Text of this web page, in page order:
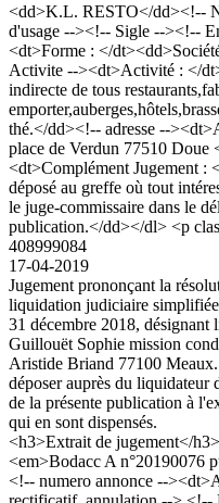
<dd>K.L. RESTO</dd><!--
d'usage --><!-- Sigle --><!--
<dt>Forme : </
Activite --><dt>Activité : </
indirecte de tous
thé.</dd><!-- adresse --
place de Verdun 77510
<dt>Complément Jugement :
déposé au greffe où tout
le juge-commissaire dans le
publication.</dd></dl> <p
408999084
17-04-2019
Jugement prononçant la
liquidation judiciaire
31 décembre 2018,
Guillouët Sophie mission
Aristide Briand 77100 Meaux.
déposer auprès du liquidateur
de la présente publication à
qui en sont dispensés.
<h3>Extrait de jugement</
<em>Bodacc A n°20190076
<!-- numero annonce --